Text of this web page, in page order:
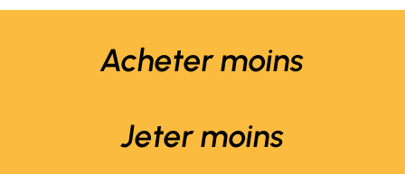
Acheter moins
Jeter moins